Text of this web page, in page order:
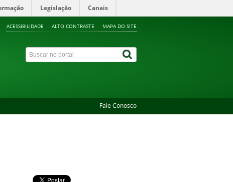
Legislação Canais
ACESSIBILIDADE ALTO CONTRASTE MAPA DO SITE
Fale Conosco